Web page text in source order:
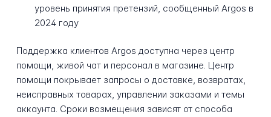
уровень принятия претензий, сообщенный Argos в
2024 году
Поддержка клиентов Argos доступна через центр
помощи, живой чат и персонал в магазине. Центр
помощи покрывает запросы о доставке, возвратах,
неисправных товарах, управлении заказами и темы
аккаунта. Сроки возмещения зависят от способа